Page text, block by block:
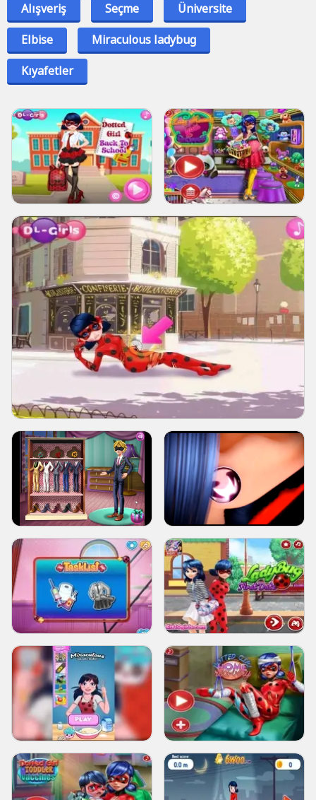
Alışveriş
Seçme
Üniversite
Elbise
Miraculous ladybug
Kıyafetler